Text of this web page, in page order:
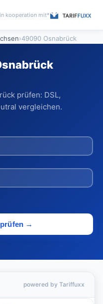
in kooperation mit*
›49090 Osnabrück
prüfen: DSL,
vergleichen.
→
powered by Tariffuxx